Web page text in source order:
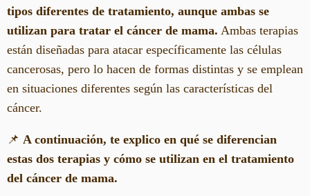
tipos diferentes de tratamiento, aunque ambas se
utilizan para tratar el cáncer de mama. Ambas terapias
están diseñadas para atacar específicamente las células
cancerosas, pero lo hacen de formas distintas y se emplean
en situaciones diferentes según las características del
cáncer.
📌 A continuación, te explico en qué se diferencian
estas dos terapias y cómo se utilizan en el tratamiento
del cáncer de mama.